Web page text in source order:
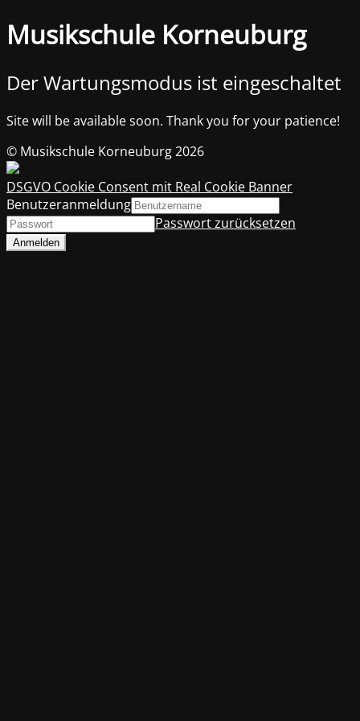
Musikschule Korneuburg
Der Wartungsmodus ist eingeschaltet
Site will be available soon. Thank you for your patience!
© Musikschule Korneuburg 2026
DSGVO Cookie Consent mit Real Cookie Banner
Benutzeranmeldung
Passwort zurücksetzen